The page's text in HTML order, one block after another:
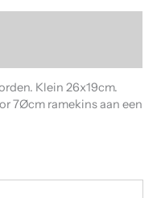
Klein 26x19cm.
7Øcm ramekins aan een